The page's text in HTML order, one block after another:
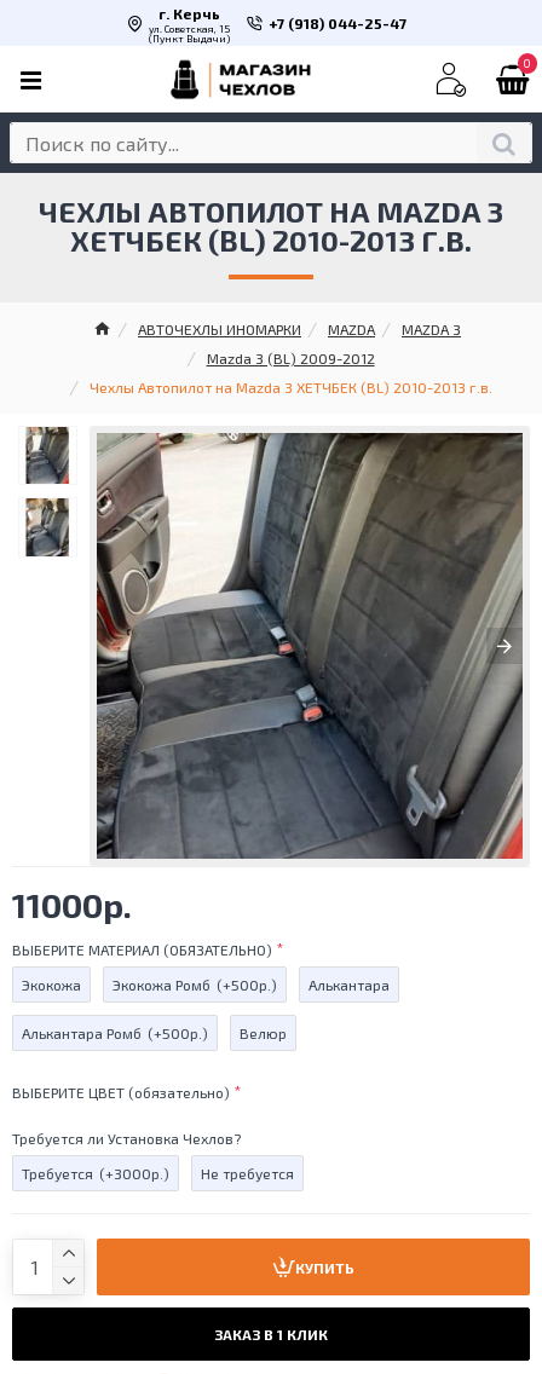
г. Керчь
ул. Советская, 15
(Пункт Выдачи)
+7 (918) 044-25-47
0
АВТОЧЕХЛЫ ИНОМАРКИ MAZDA
MAZDA 3
Mazda 3 (BL) 2009-2012
Чехлы Автопилот на Mazda 3 ХЕТЧБЕК (BL) 2010-2013 г.в.
ЧЕХЛЫ АВТОПИЛОТ НА MAZDA 3
ХЕТЧБЕК (BL) 2010-2013 Г.В.
11000р.
ВЫБЕРИТЕ МАТЕРИАЛ (ОБЯЗАТЕЛЬНО)
Экокожа Экокожа Ромб (+500р.) Алькантара
Алькантара Ромб (+500р.) Велюр
ВЫБЕРИТЕ ЦВЕТ (обязательно)
Требуется ли Установка Чехлов?
Требуется (+3000р.) Не требуется
КУПИТЬ
ЗАКАЗ В 1 КЛИК